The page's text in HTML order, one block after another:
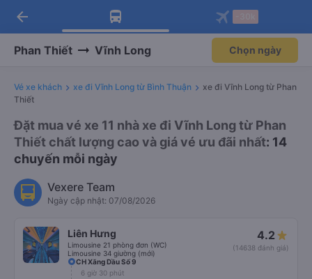
Tải app Vexere ngay!
Nhận ưu đãi thành viên độc
Mở app
Tải app Vexere
-30k/ghế khi đặt vé máy bay qua
Mở app
arrow_back
Phan Thiết Vĩnh Long Chọn ngày
Vé xe khách xe đi Vĩnh Long từ Bình Thuận
xe đi Vĩnh Long từ Phan
Thiết
Đặt mua vé xe 11 nhà xe đi Vĩnh Long từ Phan
Thiết chất lượng cao và giá vé ưu đãi nhất: 14
chuyến mỗi ngày
Vexere Team
Ngày cập nhật: 07/08/2026
Liên Hưng
Limousine 21 phòng đơn (WC)
Limousine 34 giường (mới)
4.2
(14638 đánh giá)
CH Xăng Dầu Số 9
6 giờ 30 phút